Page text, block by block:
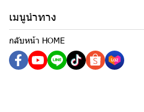
เมนูนำทาง
กลับหน้า HOME